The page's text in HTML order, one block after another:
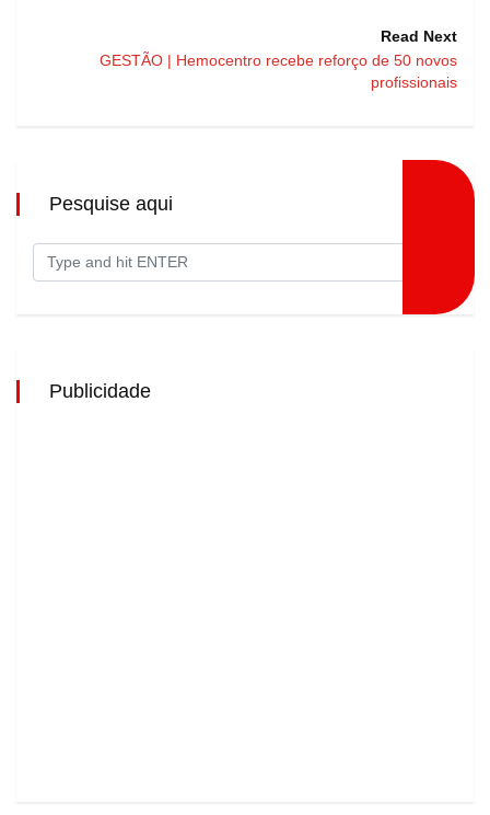
Read Next
GESTÃO | Hemocentro recebe reforço de 50 novos
profissionais
Pesquise aqui
Publicidade